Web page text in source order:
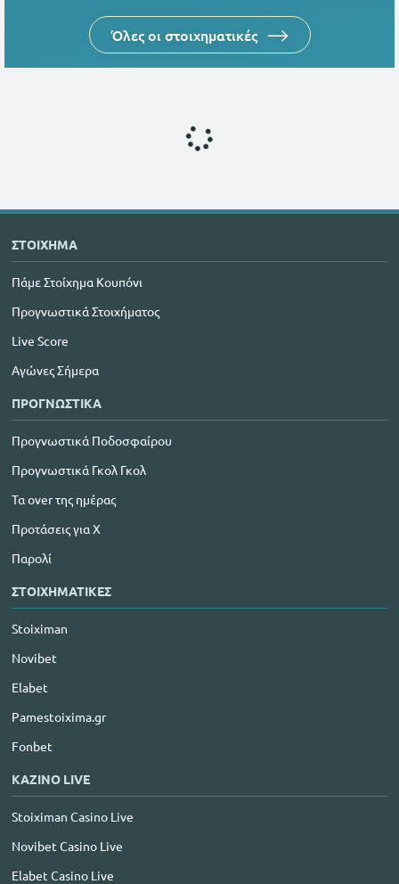
Όλες οι στοιχηματικές
ΣΤΟΙΧΗΜΑ
Πάμε Στοίχημα Κουπόνι
Προγνωστικά Στοιχήματος
Live Score
Αγώνες Σήμερα
ΠΡΟΓΝΩΣΤΙΚΑ
Προγνωστικά Ποδοσφαίρου
Προγνωστικά Γκολ Γκολ
Τα over της ημέρας
Προτάσεις για Χ
Παρολί
ΣΤΟΙΧΗΜΑΤΙΚΕΣ
Stoiximan
Novibet
Elabet
Pamestoixima.gr
Fonbet
ΚΑΖΙΝΟ LIVE
Stoiximan Casino Live
Novibet Casino Live
Elabet Casino Live